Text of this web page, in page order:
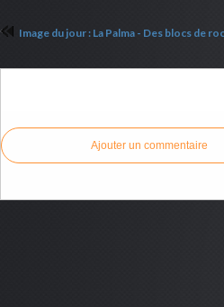
Ajouter un commentaire